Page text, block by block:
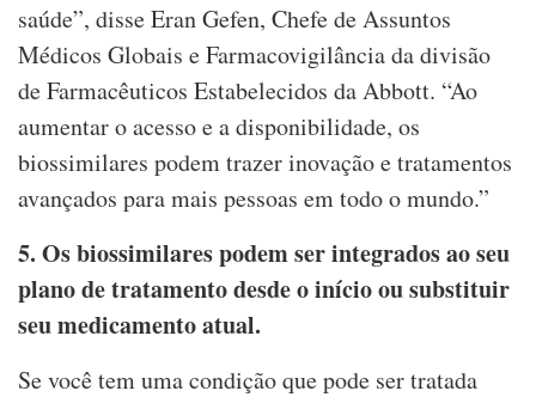
saúde”, disse Eran Gefen, Chefe de Assuntos
Médicos Globais e Farmacovigilância da divisão
de Farmacêuticos Estabelecidos da Abbott. “Ao
aumentar o acesso e a disponibilidade, os
biossimilares podem trazer inovação e tratamentos
avançados para mais pessoas em todo o mundo.”
5. Os biossimilares podem ser integrados ao seu
plano de tratamento desde o início ou substituir
seu medicamento atual.
Se você tem uma condição que pode ser tratada